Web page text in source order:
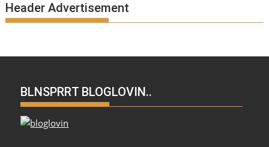
Header Advertisement
BLNSPRRT BLOGLOVIN..